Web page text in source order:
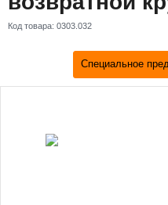
Код товара: 0303.032
Специальное